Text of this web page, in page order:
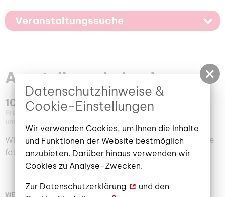
Veranstaltungssuche
Ausstellungskalender
100 Jahre Stadtbibliothek 1925-2025
Freitag, 12. September 2025– 23. Januar 2026
Wir begeben uns anlässlich unseres Jubiläums auf eine
fotografische Rückschau.
WEITERLESEN
Datenschutzhinweise &
Cookie-Einstellungen
Wir verwenden Cookies, um Ihnen die Inhalte
und Funktionen der Website bestmöglich
anzubieten. Darüber hinaus verwenden wir
Cookies zu Analyse-Zwecken.
Zur Datenschutzerklärung
und den